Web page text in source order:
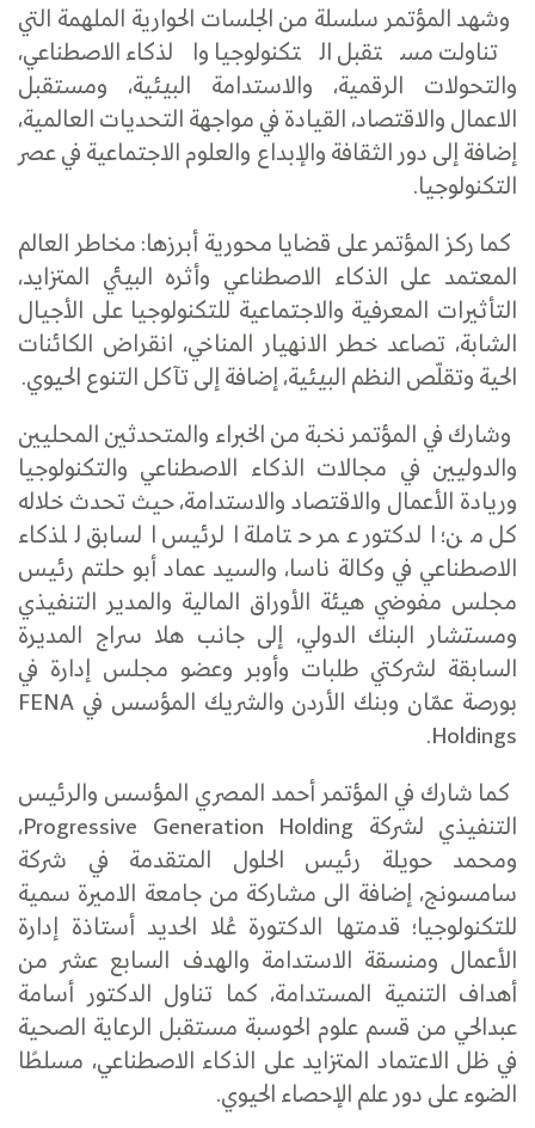
وشهد المؤتمر سلسلة من الجلسات الحوارية الملهمة التي
تناولت مستقبل التكنولوجيا والذكاء الاصطناعي،
والتحولات الرقمية، والاستدامة البيئية، ومستقبل
الاعمال والاقتصاد، القيادة في مواجهة التحديات العالمية،
إضافة إلى دور الثقافة والإبداع والعلوم الاجتماعية في عصر
التكنولوجيا.
كما ركز المؤتمر على قضايا محورية أبرزها: مخاطر العالم
المعتمد على الذكاء الاصطناعي وأثره البيئي المتزايد،
التأثيرات المعرفية والاجتماعية للتكنولوجيا على الأجيال
الشابة، تصاعد خطر الانهيار المناخي، انقراض الكائنات
الحية وتقلّص النظم البيئية، إضافة إلى تآكل التنوع الحيوي.
وشارك في المؤتمر نخبة من الخبراء والمتحدثين المحليين
والدوليين في مجالات الذكاء الاصطناعي والتكنولوجيا
وريادة الأعمال والاقتصاد والاستدامة، حيث تحدث خلاله
كل من؛ الدكتور عمر حتاملة الرئيس السابق للذكاء
الاصطناعي في وكالة ناسا، والسيد عماد أبو حلتم رئيس
مجلس مفوضي هيئة الأوراق المالية والمدير التنفيذي
ومستشار البنك الدولي، إلى جانب هلا سراج المديرة
السابقة لشركتي طلبات وأوبر وعضو مجلس إدارة في
بورصة عمّان وبنك الأردن والشريك المؤسس في FENA
Holdings.
كما شارك في المؤتمر أحمد المصري المؤسس والرئيس
التنفيذي لشركة Progressive Generation Holding،
ومحمد حويلة رئيس الحلول المتقدمة في شركة
سامسونج، إضافة الى مشاركة من جامعة الاميرة سمية
للتكنولوجيا؛ قدمتها الدكتورة عُلا الحديد أستاذة إدارة
الأعمال ومنسقة الاستدامة والهدف السابع عشر من
أهداف التنمية المستدامة، كما تناول الدكتور أسامة
عبدالحي من قسم علوم الحوسبة مستقبل الرعاية الصحية
في ظل الاعتماد المتزايد على الذكاء الاصطناعي، مسلطًا
الضوء على دور علم الإحصاء الحيوي.